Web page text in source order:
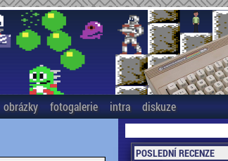
obrázky fotogalerie intra diskuze
POSLEDNÍ RECENZE